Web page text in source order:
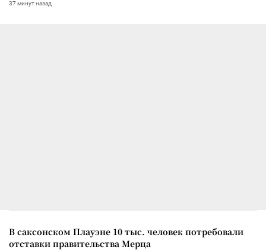
37 минут назад
В саксонском Плауэне 10 тыс. человек потребовали
отставки правительства Мерца